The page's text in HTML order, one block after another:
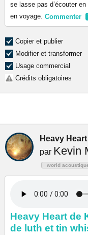
se lasse pas d’écouter
en voyage. Commenter
Copier et publier
Modifier et transformer
Usage commercial
Crédits obligatoires
Heavy Heart
par Kevin
world
Heavy Heart de
de luth et tin